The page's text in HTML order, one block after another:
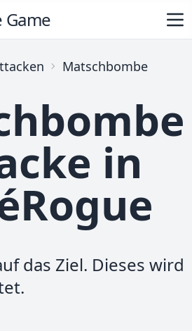
Game
Matschbombe
in
das Ziel. Dieses wird